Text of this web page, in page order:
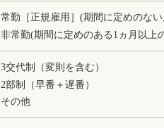
常勤［正規雇用］(期間に定めのな
非常勤(期間に定めのある1ヵ月以上
3交代制（変則を含む）
2部制（早番＋遅番）
その他